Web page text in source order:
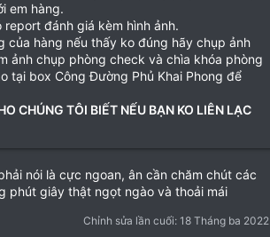
em hàng.
đánh giá kèm hình ảnh.
của hàng nếu thấy ko đúng hãy chụp ảnh
ảnh chụp phòng check và chìa khóa phòng
tại box Công Đường Phủ Khai Phong để
CHÚNG TÔI BIẾT NẾU BẠN KO LIÊN LẠC
nói là cực ngoan, ân cần chăm chút các
phút giây thật ngọt ngào và thoải mái
Chỉnh sửa lần cuối: 18 Tháng ba 2022